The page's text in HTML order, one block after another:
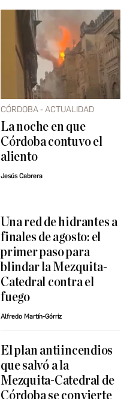
CÓRDOBA - ACTUALIDAD
La noche en que
Córdoba contuvo el
aliento
Jesús Cabrera
Una red de hidrantes a
finales de agosto: el
primer paso para
blindar la Mezquita-
Catedral contra el
fuego
Alfredo Martín-Górriz
El plan antiincendios
que salvó a la
Mezquita-Catedral de
Córdoba se convierte